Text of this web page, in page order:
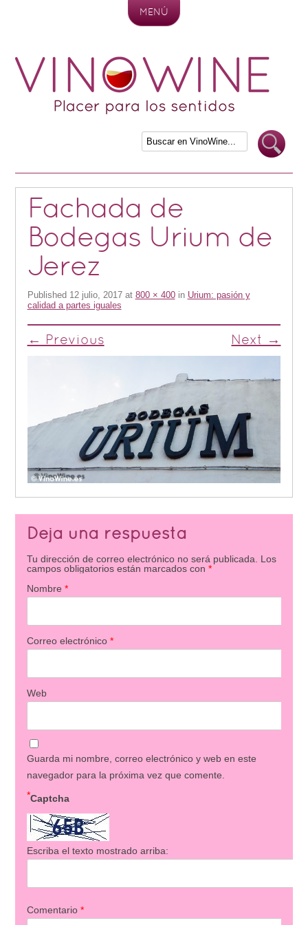
MENÚ
Fachada de
Bodegas Urium de
Jerez
Published 12 julio, 2017at 800 × 400in Urium: pasión y
calidad a partes iguales
← Previous Next →
Deja una respuesta
Tu dirección de correo electrónico no será publicada.
Los
campos obligatorios están marcados con *
Nombre *
Correo electrónico *
Web
Guarda mi nombre, correo electrónico y web en este
navegador para la próxima vez que comente.
Captcha
*
Escriba el texto mostrado arriba:
Comentario *